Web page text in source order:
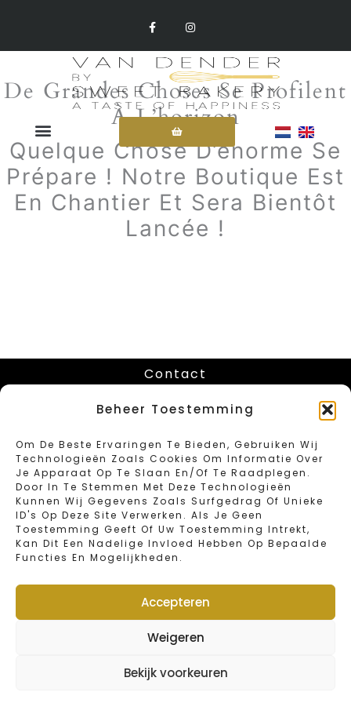
Beheer Toestemming
Om De Beste Ervaringen Te Bieden, Gebruiken Wij
Technologieën Zoals Cookies Om Informatie Over
Je Apparaat Op Te Slaan En/of Te Raadplegen.
Door In Te Stemmen Met Deze Technologieën
Kunnen Wij Gegevens Zoals Surfgedrag Of Unieke
ID's Op Deze Site Verwerken. Als Je Geen
Toestemming Geeft Of Uw Toestemming Intrekt,
Kan Dit Een Nadelige Invloed Hebben Op Bepaalde
Functies En Mogelijkheden.
Accepteren
Weigeren
Bekijk voorkeuren
Contenu
A
E
B
O
O
K
-
F
N
T
A
G
R
A
M
De Grandes Choses Se Profilent
À L’horizon
Quelque Chose D’énorme Se
Prépare ! Notre Boutique Est
En Chantier Et Sera Bientôt
Lancée !
Contact
Chaussée de Louvain 416
B-1030 Schaerbeek – Bruxelles
Fax: 02/734.46.40
Email: info@sweetbakeryvandender.com
Heures D 'ouverture
Lundi : Fermé
Mardi – Vendredi : 6:00 – 19:00
Dimanche et jours fériés : 6:00 – 15:00
Jour de fermeture annuelle : 1 et 2 janvier
Webshop